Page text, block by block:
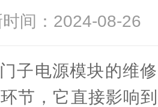
时间：2024-08-
电源模块的维修
节，它直接影响